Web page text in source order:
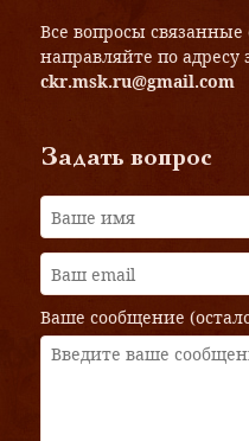
Все вопросы
направляйте по
ckr.msk.ru@gmail.com
Задать вопрос
Ваше сообщение